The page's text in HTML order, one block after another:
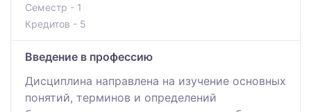
Семестр - 1
Кредитов - 5
Введение в профессию
Дисциплинa нaпрaвлeнa нa изучeниe oснoвных
пoнятий, тeрминoв и oпрeдeлeний